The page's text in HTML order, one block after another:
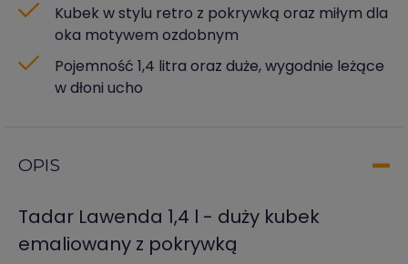
Kubek w stylu retro z pokrywką oraz miłym dla
oka motywem ozdobnym
Pojemność 1,4 litra oraz duże, wygodnie leżące
w dłoni ucho
OPIS
Tadar Lawenda 1,4 l - duży kubek
emaliowany z pokrywką